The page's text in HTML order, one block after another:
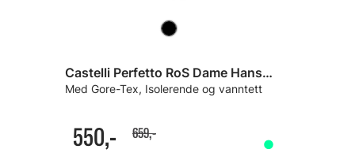
Castelli Perfetto RoS Dame Hansker
Med Gore-Tex, Isolerende og vanntett
550,- 659,-